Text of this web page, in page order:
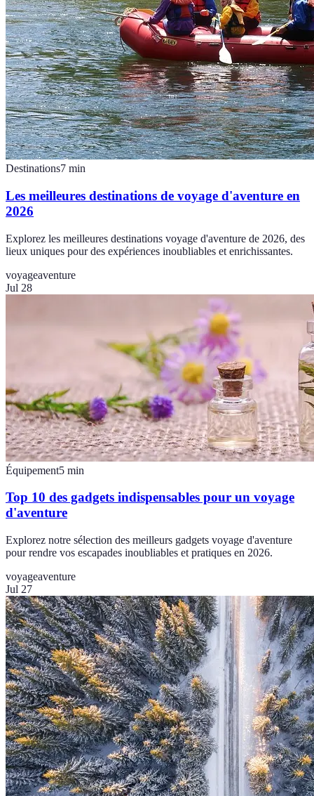
Destinations7 min
Les meilleures destinations de voyage d'aventure en
2026
Explorez les meilleures destinations voyage d'aventure de 2026, des
lieux uniques pour des expériences inoubliables et enrichissantes.
voyageaventure
Jul 28
Équipement5 min
Top 10 des gadgets indispensables pour un voyage
d'aventure
Explorez notre sélection des meilleurs gadgets voyage d'aventure
pour rendre vos escapades inoubliables et pratiques en 2026.
voyageaventure
Jul 27